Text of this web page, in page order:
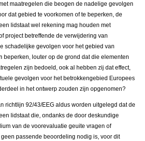
maatregelen die beogen de nadelige gevolgen
dat gebied te voorkomen of te beperken, de
lidstaat wel rekening mag houden met
project betreffende de verwijdering van
schadelijke gevolgen voor het gebied van
beperken, louter op de grond dat die elementen
zijn bedoeld, ook al hebben zij dat effect,
gevolgen voor het betrokkengebied Europees
in het ontwerp zouden zijn opgenomen?
richtlijn 92/43/EEG aldus worden uitgelegd dat de
lidstaat die, ondanks de door deskundige
van de voorevaluatie geuite vragen of
passende beoordeling nodig is, voor dit